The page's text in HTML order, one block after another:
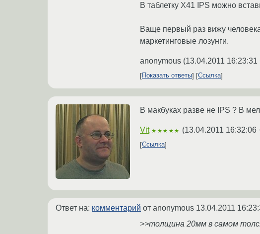
В таблетку X41 IPS можно
Ваще первый раз вижу
маркетинговые лозунги.
anonymous (13.04.2011 16:23:31
Показать ответы Ссылка
В макбуках разве не IPS ? В
Vit ★★★★★ (13.04.2011 16:32:06
Ссылка
Ответ на: комментарий от anonymous 13.04.2011
>>толщина 20мм в самом